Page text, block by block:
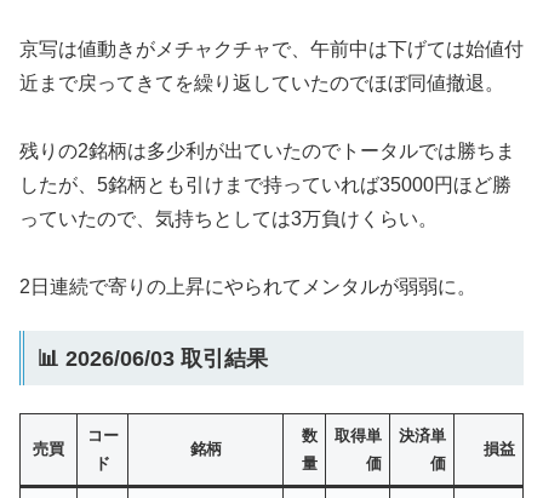
京写は値動きがメチャクチャで、午前中は下げては始値付
近まで戻ってきてを繰り返していたのでほぼ同値撤退。
残りの2銘柄は多少利が出ていたのでトータルでは勝ちま
したが、5銘柄とも引けまで持っていれば35000円ほど勝
っていたので、気持ちとしては3万負けくらい。
2日連続で寄りの上昇にやられてメンタルが弱弱に。
📊 2026/06/03 取引結果
売買
コー
ド
銘柄
数
量
取得単
価
決済単
価
損益